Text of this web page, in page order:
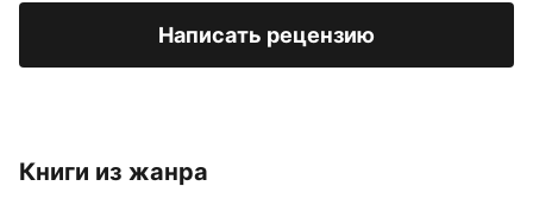
Написать рецензию
Книги из жанра